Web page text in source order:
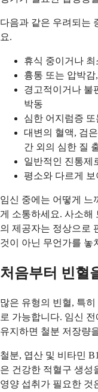
다음과 같은 우려되는
요.
휴식 중이거나
흉통 또는 압박
경고적이거나 불
박동
심한 어지럼증 또
대변의 혈액, 검
간 외의 심한 질
일반적인 진통제
평소와 다르게
임신 중에는 어떻게 느
게 소통하세요. 사소해
의 제공자는 정상으로
것이 아닌 무언가를 놓
처음부터 빈혈
많은 유형의 빈혈, 특
로 가능합니다. 임신
유지하면 철분 저장량
철분, 엽산 및 비타민
은 건강한 적혈구 생성
영양 섭취가 필요한 것